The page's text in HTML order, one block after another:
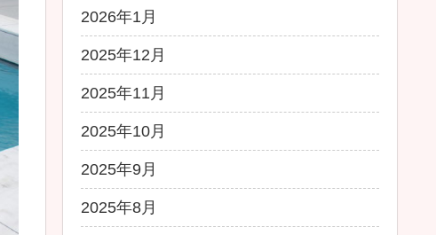
2026年1月
2025年12月
2025年11月
2025年10月
2025年9月
2025年8月